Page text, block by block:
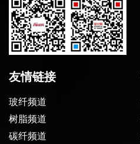
友情链接
玻纤频道
树脂频道
碳纤频道